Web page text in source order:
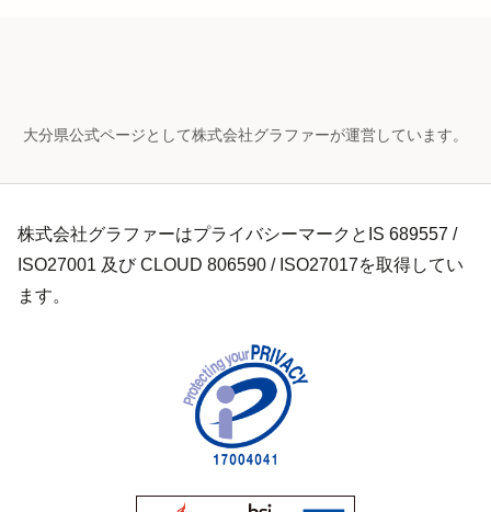
大分県公式ページとして株式会社グラファーが運営しています。
株式会社グラファーはプライバシーマークとIS 689557 /
ISO27001 及び CLOUD 806590 / ISO27017を取得してい
ます。